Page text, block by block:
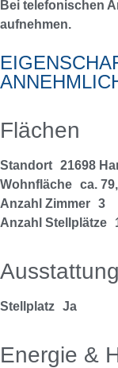
Bei telefonischen
aufnehmen.
Flächen
Standort 21698
Wohnfläche ca.
Anzahl Zimmer 3
Anzahl Stellplätze
Ausstattung
Stellplatz Ja
Energie &